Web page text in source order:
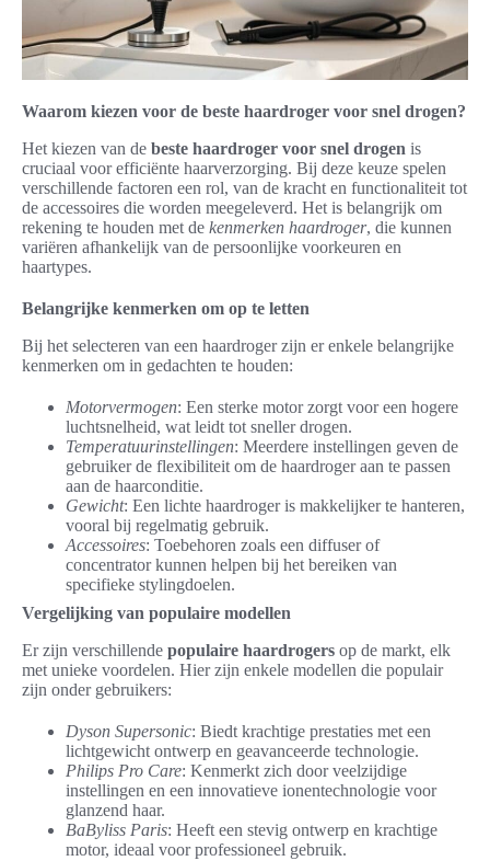
Waarom kiezen voor de beste haardroger voor snel drogen?
Het kiezen van de beste haardroger voor snel drogen is
cruciaal voor efficiënte haarverzorging. Bij deze keuze spelen
verschillende factoren een rol, van de kracht en functionaliteit tot
de accessoires die worden meegeleverd. Het is belangrijk om
rekening te houden met de kenmerken haardroger, die kunnen
variëren afhankelijk van de persoonlijke voorkeuren en
haartypes.
Belangrijke kenmerken om op te letten
Bij het selecteren van een haardroger zijn er enkele belangrijke
kenmerken om in gedachten te houden:
Motorvermogen: Een sterke motor zorgt voor een hogere
luchtsnelheid, wat leidt tot sneller drogen.
Temperatuurinstellingen: Meerdere instellingen geven de
gebruiker de flexibiliteit om de haardroger aan te passen
aan de haarconditie.
Gewicht: Een lichte haardroger is makkelijker te hanteren,
vooral bij regelmatig gebruik.
Accessoires: Toebehoren zoals een diffuser of
concentrator kunnen helpen bij het bereiken van
specifieke stylingdoelen.
Vergelijking van populaire modellen
Er zijn verschillende populaire haardrogers op de markt, elk
met unieke voordelen. Hier zijn enkele modellen die populair
zijn onder gebruikers:
Dyson Supersonic: Biedt krachtige prestaties met een
lichtgewicht ontwerp en geavanceerde technologie.
Philips Pro Care: Kenmerkt zich door veelzijdige
instellingen en een innovatieve ionentechnologie voor
glanzend haar.
BaByliss Paris: Heeft een stevig ontwerp en krachtige
motor, ideaal voor professioneel gebruik.